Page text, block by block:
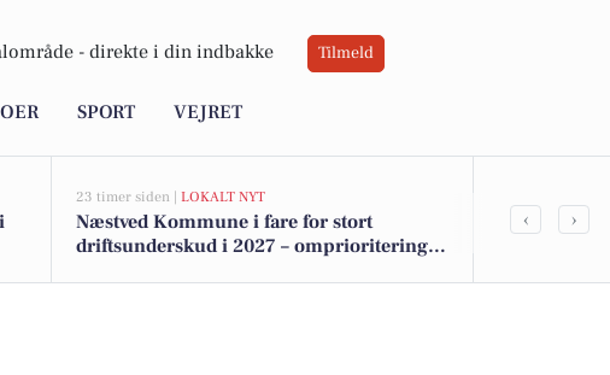
- direkte i din indbakke Tilmeld
SPORT VEJRET
23 timer siden | LOKALT NYT
Næstved Kommune i fare for stort
driftsunderskud i 2027 – omprioriteringer
Forhøjede
‹ ›